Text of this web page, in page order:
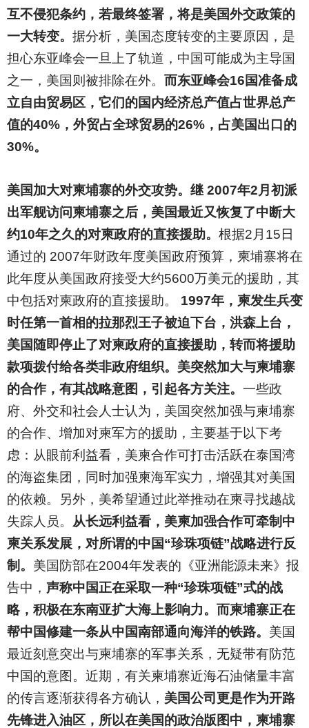
互不侵犯条约，若最终签署，将是美国外交政策的
一大转变。 据分析，美国态度转变的主要原因，是
担心东亚峰会一旦上了轨道，中国可能成为主导国
之一，美国则被排除在外。 而东亚峰会16国准备成
立自由贸易区，它们的国内经济总产值占世界总产
值的40%，外贸占全球贸易的26%，占美国出口的
30%。
美国加大对柬埔寨的外交攻势。继 2007年2月初派
出军舰访问柬埔寨之后，美国最近又恢复了中断大
约10年之久的对柬政府的直接援助。 根据2月15日
通过的 2007年财政年度美国政府预算，柬埔寨将在
此年度从美国政府接受大约5600万美元的援助，其
中包括对柬政府的直接援助。 1997年，柬发生兵变
时任第一首相的拉那烈王子被迫下台，洪森上台，
美国随即停止了对柬政府的直接援助，转而将援助
款项拨付给各类非政府组织。美突然加大与柬埔寨
的合作，有其战略意图，引起各方关注。 一些政
府、外交和社会人士认为，美国突然加强与柬埔寨
的合作、增加对柬军方的援助，主要基于以下考
虑：从眼前利益看，美柬合作可打击活跃在泰国湾
的海盗集团，同时加强柬海军实力，增强其对美国
的依赖。另外，美希望通过此举推动在柬寻找越战
失踪人员。
从长远利益看，美柬加强合作可牵制中
柬关系发展，对所谓的中国“珍珠项链”战略进行反
制。 美国防部在2004年发表的《亚洲能源未来》报
告中， 声称中国正在采取一种“珍珠项链”式的战
略，积极在东南亚扩大海上影响力。而柬埔寨正在
帮中国修建一条从中国南部通向海洋的铁路。 美国
最近刻意突出与柬埔寨的军事关系，无疑带有防范
中国的意图。近期，有关柬埔寨近海石油储量丰富
的传言逐渐获得各方确认， 美国公司更是作为开路
先锋进入油区，所以在美国的政治版图中，柬埔寨